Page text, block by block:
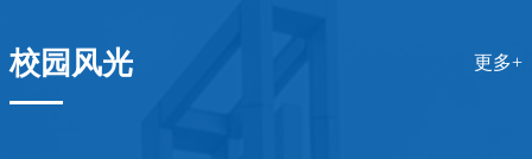
校园风光 更多+